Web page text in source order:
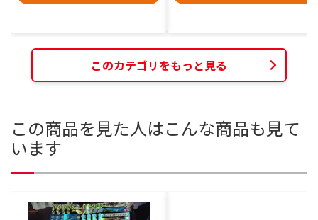
このカテゴリをもっと見る
この商品を見た人はこんな商品も見て
います